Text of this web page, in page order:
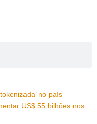
no país
US$ 55 bilhões nos